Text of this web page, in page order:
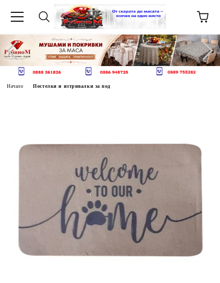
Начало Постелки и изтривалки за под